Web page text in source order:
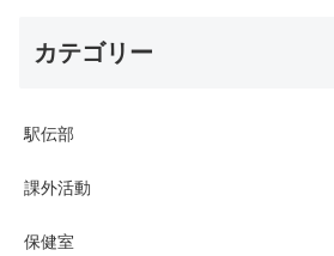
カテゴリー
駅伝部
課外活動
保健室